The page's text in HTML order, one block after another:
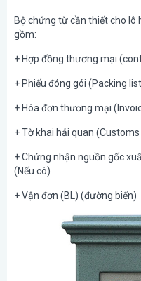
Bộ chứng từ cần thiết cho lô
gồm:
+ Hợp đồng thương mại
+ Phiếu đóng gói (Packing
+ Hóa đơn thương mại
+ Tờ khai hải quan
+ Chứng nhận nguồn gốc
(Nếu có)
+ Vận đơn (BL) (đường biển)